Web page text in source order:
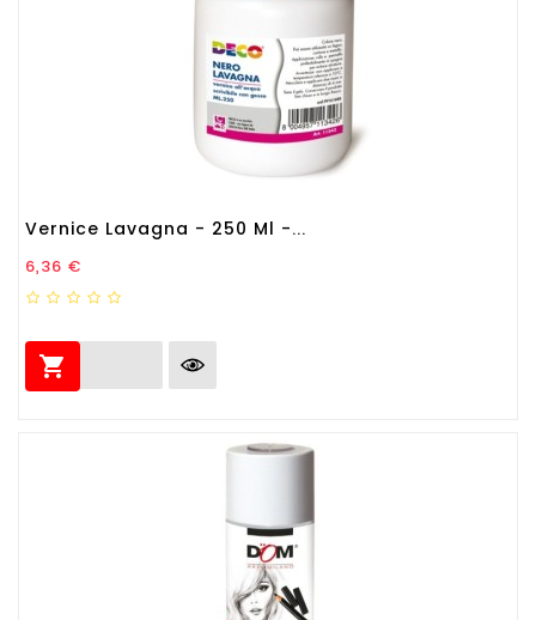
Vernice Lavagna - 250 Ml -...
Prezzo
6,36 €
